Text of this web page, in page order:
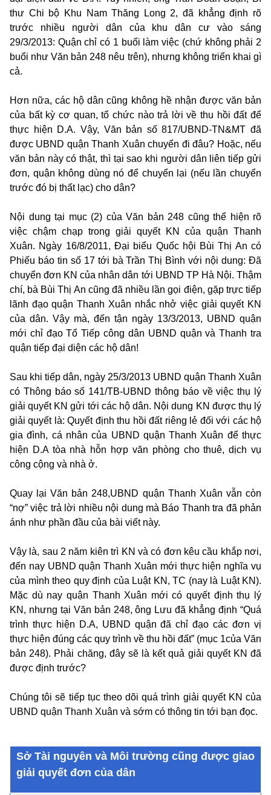
thư Chi bộ Khu Nam Thăng Long 2, đã khẳng định rõ
trước nhiều người dân của khu dân cư vào sáng
29/3/2013: Quận chỉ có 1 buổi làm việc (chứ không phải 2
buổi như Văn bản 248 nêu trên), nhưng không triển khai gì
cả.
Hơn nữa, các hộ dân cũng không hề nhận được văn bản
của bất kỳ cơ quan, tổ chức nào trả lời về thu hồi đất để
thực hiện D.A. Vậy, Văn bản số 817/UBND-TN&MT đã
được UBND quận Thanh Xuân chuyển đi đâu? Hoặc, nếu
văn bản này có thật, thì tại sao khi người dân liên tiếp gửi
đơn, quận không dùng nó để chuyển lại (nếu lần chuyển
trước đó bị thất lạc) cho dân?
Nội dung tại mục (2) của Văn bản 248 cũng thể hiện rõ
việc chậm chạp trong giải quyết KN của quận Thanh
Xuân. Ngày 16/8/2011, Đại biểu Quốc hội Bùi Thị An có
Phiếu báo tin số 17 tới bà Trần Thị Bình với nội dung: Đã
chuyển đơn KN của nhân dân tới UBND TP Hà Nội. Thậm
chí, bà Bùi Thị An cũng đã nhiều lần gọi điện, gặp trực tiếp
lãnh đạo quận Thanh Xuân nhắc nhở việc giải quyết KN
của dân. Vậy mà, đến tận ngày 13/3/2013, UBND quận
mới chỉ đạo Tổ Tiếp công dân UBND quận và Thanh tra
quận tiếp đại diện các hộ dân!
Sau khi tiếp dân, ngày 25/3/2013 UBND quận Thanh Xuân
có Thông báo số 141/TB-UBND thông báo về việc thụ lý
giải quyết KN gửi tới các hộ dân. Nội dung KN được thụ lý
giải quyết là: Quyết định thu hồi đất riêng lẻ đối với các hộ
gia đình, cá nhân của UBND quận Thanh Xuân để thực
hiện D.A tòa nhà hỗn hợp văn phòng cho thuê, dịch vụ
công cộng và nhà ở.
Quay lại Văn bản 248,UBND quận Thanh Xuân vẫn còn
“nợ” việc trả lời nhiều nội dung mà Báo Thanh tra đã phản
ánh như phần đầu của bài viết này.
Vậy là, sau 2 năm kiên trì KN và có đơn kêu cầu khắp nơi,
đến nay UBND quận Thanh Xuân mới thực hiện nghĩa vụ
của mình theo quy định của Luật KN, TC (nay là Luật KN).
Mặc dù nay quận Thanh Xuân mới có quyết định thụ lý
KN, nhưng tại Văn bản 248, ông Lưu đã khẳng định “Quá
trình thực hiện D.A, UBND quận đã chỉ đạo các đơn vị
thực hiện đúng các quy trình về thu hồi đất” (mục 1của Văn
bản 248). Phải chăng, đây sẽ là kết quả giải quyết KN đã
được định trước?
Chúng tôi sẽ tiếp tục theo dõi quá trình giải quyết KN của
UBND quận Thanh Xuân và sớm có thông tin tới bạn đọc.
Sở Tài nguyên và Môi trường cũng được giao
giải quyết đơn của dân